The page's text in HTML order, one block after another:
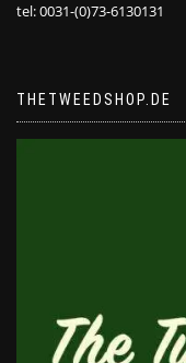
tel: 0031-(0)73-6130131
THETWEEDSHOP.DE